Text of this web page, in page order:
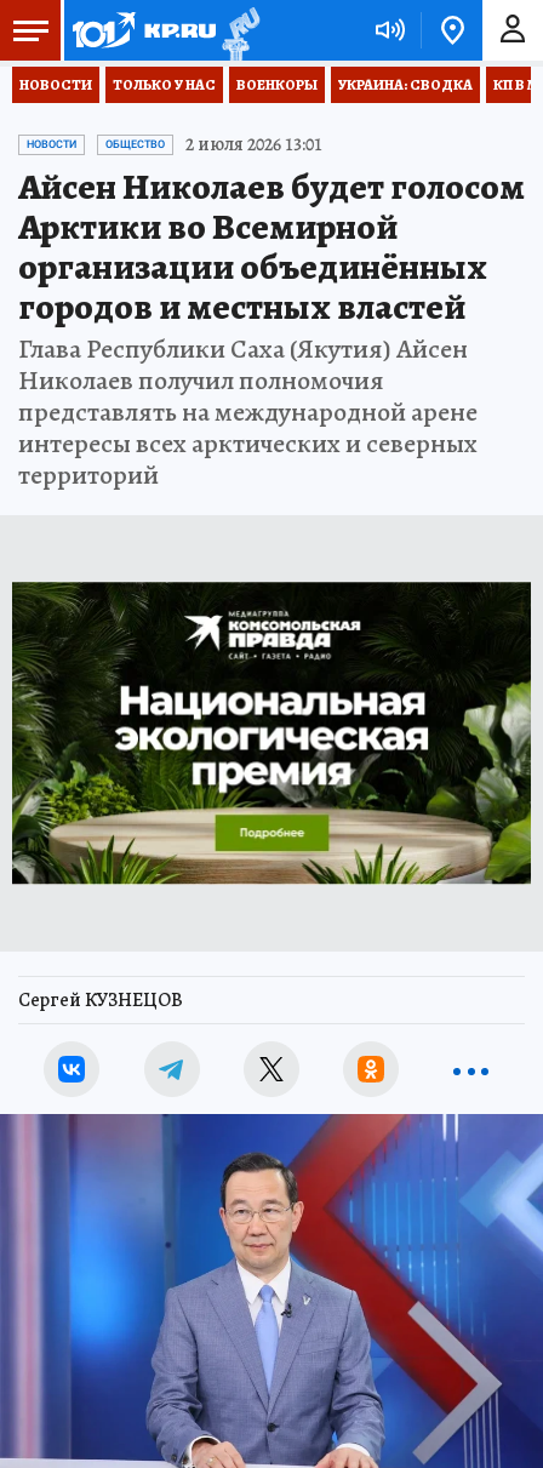
НОВОСТИ ТОЛЬКО У НАС ВОЕНКОРЫ УКРАИНА: СВОДКА КП В
НОВОСТИ ОБЩЕСТВО 2 июля 2026 13:01
Айсен Николаев будет голосом
Арктики во Всемирной
организации объединённых
городов и местных властей
Глава Республики Саха (Якутия) Айсен
Николаев получил полномочия
представлять на международной арене
интересы всех арктических и северных
территорий
Сергей КУЗНЕЦОВ